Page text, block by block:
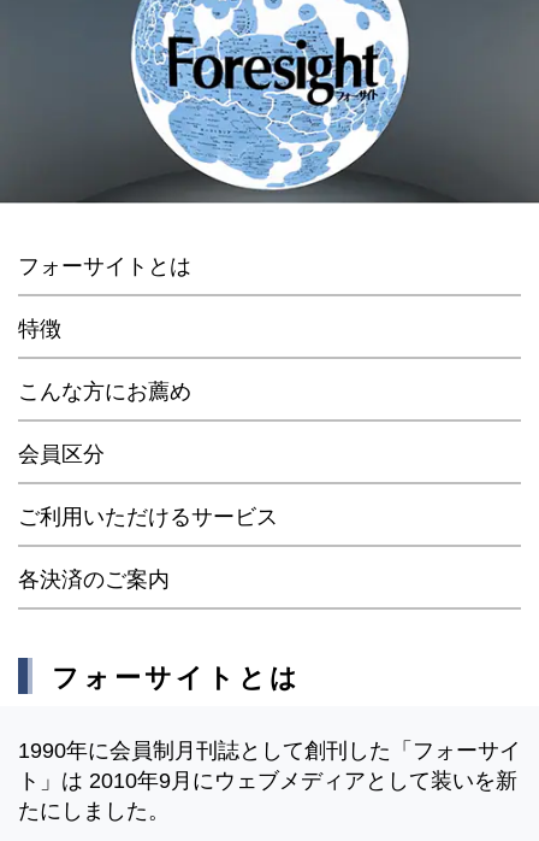
フォーサイトとは
特徴
こんな方にお薦め
会員区分
ご利用いただけるサービス
各決済のご案内
フォーサイトとは
1990年に会員制月刊誌として創刊した「フォーサイ
ト」は 2010年9月にウェブメディアとして装いを新
たにしました。